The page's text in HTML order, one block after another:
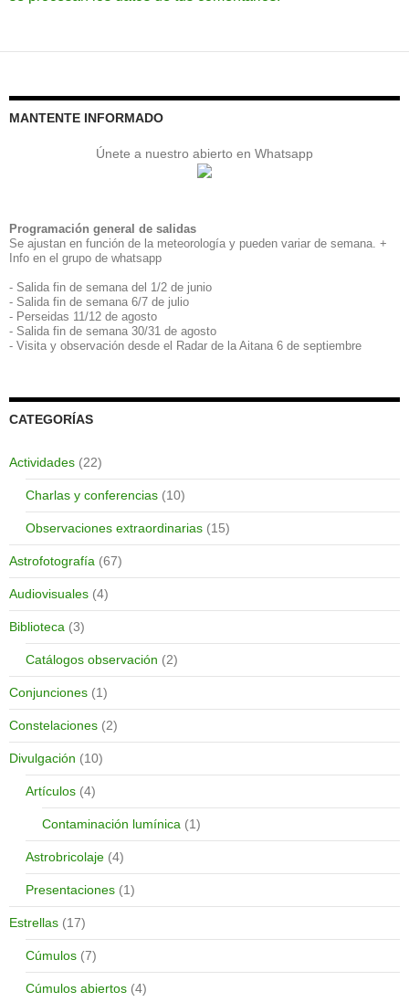
MANTENTE INFORMADO
Únete a nuestro abierto en Whatsapp
Programación general de salidas
Se ajustan en función de la meteorología y pueden variar de semana. +
Info en el grupo de whatsapp
- Salida fin de semana del 1/2 de junio
- Salida fin de semana 6/7 de julio
- Perseidas 11/12 de agosto
- Salida fin de semana 30/31 de agosto
- Visita y observación desde el Radar de la Aitana 6 de septiembre
CATEGORÍAS
Actividades (22)
Charlas y conferencias (10)
Observaciones extraordinarias (15)
Astrofotografía (67)
Audiovisuales (4)
Biblioteca (3)
Catálogos observación (2)
Conjunciones (1)
Constelaciones (2)
Divulgación (10)
Artículos (4)
Contaminación lumínica (1)
Astrobricolaje (4)
Presentaciones (1)
Estrellas (17)
Cúmulos (7)
Cúmulos abiertos (4)